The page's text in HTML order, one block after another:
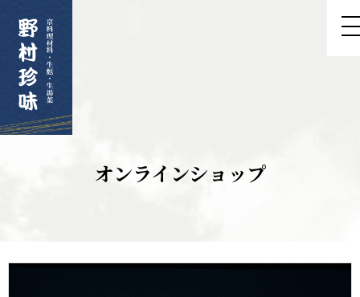
オンラインショップ